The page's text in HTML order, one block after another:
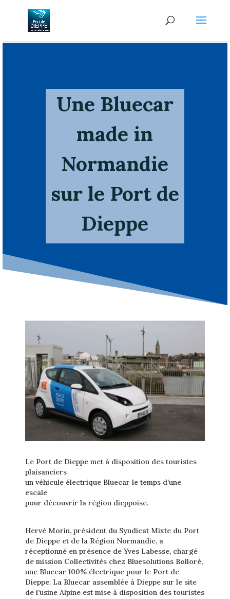
Une Bluecar
made in
Normandie
sur le Port de
Dieppe
Le Port de Dieppe met à disposition des touristes
plaisanciers
un véhicule électrique Bluecar le temps d’une
escale
pour découvrir la région dieppoise.
Hervé Morin, président du Syndicat Mixte du Port
de Dieppe et de la Région Normandie, a
réceptionné en présence de Yves Labesse, chargé
de mission Collectivités chez Bluesolutions Bolloré,
une Bluecar 100% électrique pour le Port de
Dieppe. La Bluecar assemblée à Dieppe sur le site
de l’usine Alpine est mise à disposition des touristes